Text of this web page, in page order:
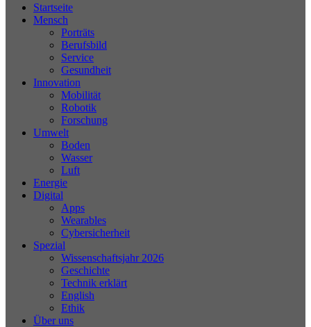
Startseite
Mensch
Porträts
Berufsbild
Service
Gesundheit
Innovation
Mobilität
Robotik
Forschung
Umwelt
Boden
Wasser
Luft
Energie
Digital
Apps
Wearables
Cybersicherheit
Spezial
Wissenschaftsjahr 2026
Geschichte
Technik erklärt
English
Ethik
Über uns